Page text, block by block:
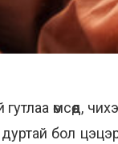
өмсөөд,
бол